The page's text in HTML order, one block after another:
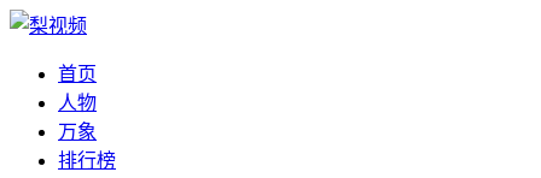
首页
人物
万象
排行榜